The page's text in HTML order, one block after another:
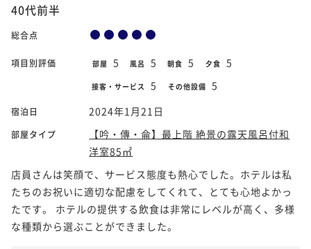
40代前半
総合点
項目別評価 部屋 5 風呂 5 朝食 5 夕食 5
接客・サービス 5 その他設備 5
宿泊日 2024年1月21日
部屋タイプ
【吟・傳・侖】最上階 絶景の露天風呂付和
洋室85㎡
店員さんは笑顔で、サービス態度も熱心でした。ホテルは私
たちのお祝いに適切な配慮をしてくれて、とても心地よかっ
たです。 ホテルの提供する飲食は非常にレベルが高く、多様
な種類から選ぶことができました。